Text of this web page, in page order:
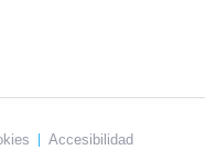
Accesibilidad